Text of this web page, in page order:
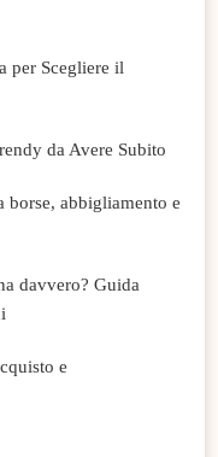
per Scegliere il
da Avere Subito
borse, abbigliamento e
davvero? Guida
e